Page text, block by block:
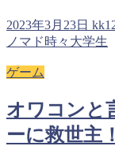
2023年3月23日
ノマド時々大学生
ゲーム
オワコンと
ーに救世主